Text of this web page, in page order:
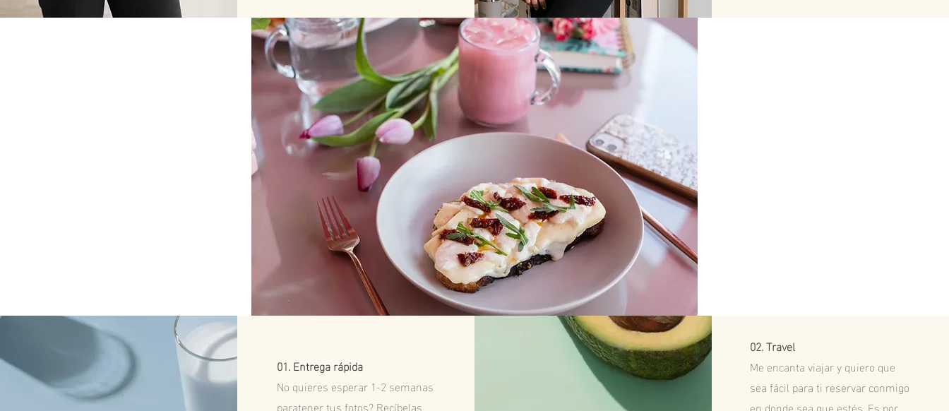
01. Entrega rápida
No quieres esperar 1-2 semanas
paratener tus fotos? Recíbelas
02. Travel
Me encanta viajar y quiero que
sea fácil para ti reservar conmigo